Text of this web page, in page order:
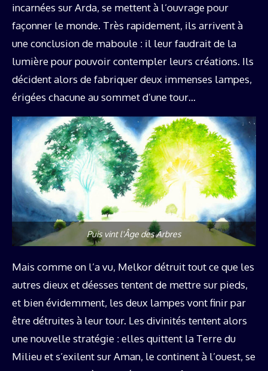
incarnées sur Arda, se mettent à l‘ouvrage pour
façonner le monde. Très rapidement, ils arrivent à
une conclusion de maboule : il leur faudrait de la
lumière pour pouvoir contempler leurs créations. Ils
décident alors de fabriquer deux immenses lampes,
érigées chacune au sommet d’une tour…
Puis vint l'Âge des Arbres
Mais comme on l’a vu, Melkor détruit tout ce que les
autres dieux et déesses tentent de mettre sur pieds,
et bien évidemment, les deux lampes vont finir par
être détruites à leur tour. Les divinités tentent alors
une nouvelle stratégie : elles quittent la Terre du
Milieu et s’exilent sur Aman, le continent à l’ouest, se